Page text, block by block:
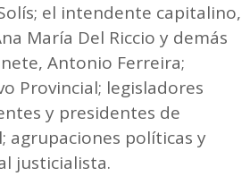
el intendente capitalino,
María Del Riccio y demás
Antonio Ferreira;
Provincial; legisladores
y presidentes de
agrupaciones políticas y
justicialista.